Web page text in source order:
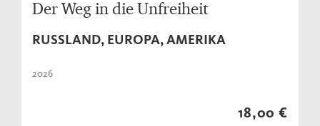
Der Weg in die Unfreiheit
RUSSLAND, EUROPA, AMERIKA
2026
18,00 €